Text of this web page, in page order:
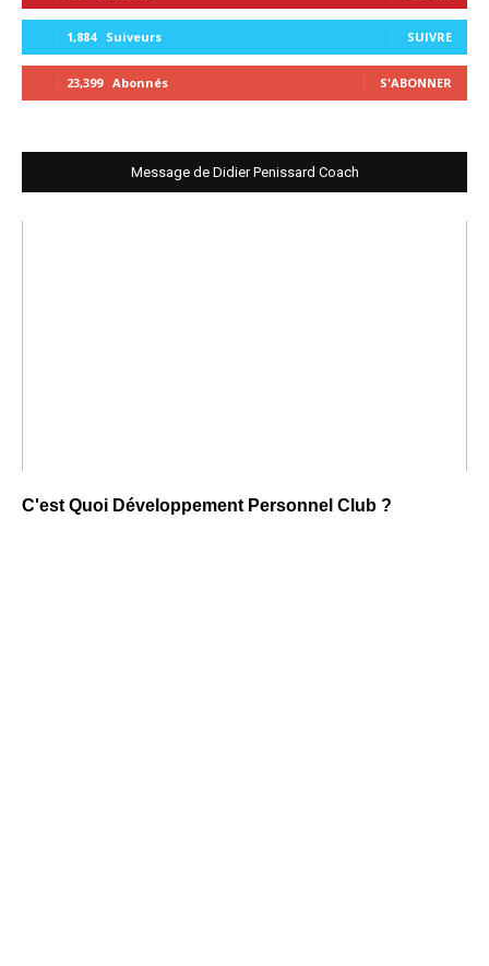
1,884 Suiveurs SUIVRE
23,399 Abonnés S'ABONNER
Message de Didier Penissard Coach
C'est Quoi Développement Personnel Club ?